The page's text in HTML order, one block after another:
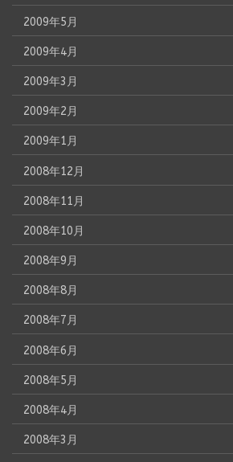
2009年5月
2009年4月
2009年3月
2009年2月
2009年1月
2008年12月
2008年11月
2008年10月
2008年9月
2008年8月
2008年7月
2008年6月
2008年5月
2008年4月
2008年3月